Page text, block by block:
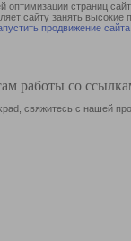
страниц
сайту занять
продвижение сайта
работы со
свяжитесь с нашей